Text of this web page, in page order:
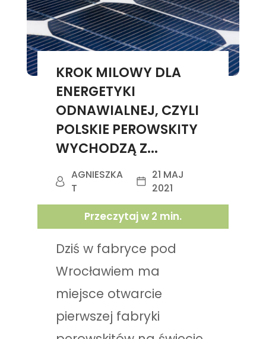
KROK MILOWY DLA
ENERGETYKI
ODNAWIALNEJ, CZYLI
POLSKIE PEROWSKITY
WYCHODZĄ Z...
AGNIESZKA
T
21 MAJ
2021
Przeczytaj w 2 min.
Dziś w fabryce pod
Wrocławiem ma
miejsce otwarcie
pierwszej fabryki